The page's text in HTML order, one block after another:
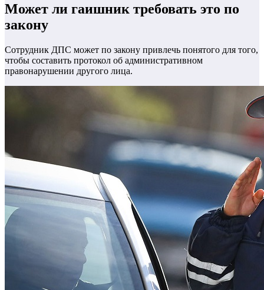
Может ли гаишник требовать это по
закону
Сотрудник ДПС может по закону привлечь понятого для того,
чтобы составить протокол об административном
правонарушении другого лица.